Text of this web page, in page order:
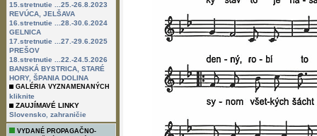
15.stretnutie ...25.-26.8.2023
REVÚCA, JELŠAVA
16.stretnutie ...28.-30.6.2024
GELNICA
17.stretnutie ...27.-29.6.2025
PREŠOV
18.stretnutie ...22.-24.5.2026
BANSKÁ BYSTRICA, STARÉ
HORY, ŠPANIA DOLINA
GALÉRIA VYZNAMENANÝCH
kliknite
ZAUJÍMAVÉ LINKY
Slovensko zahraničie
VYDANÉ PROPAGAČNO-